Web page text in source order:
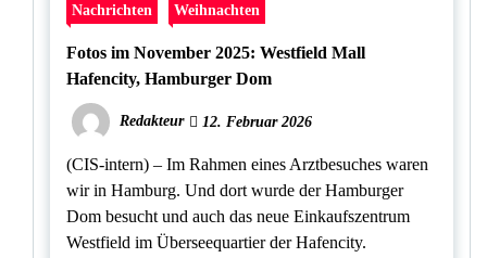
Nachrichten Weihnachten
Fotos im November 2025: Westfield Mall
Hafencity, Hamburger Dom
Redakteur 12. Februar 2026
(CIS-intern) – Im Rahmen eines Arztbesuches waren
wir in Hamburg. Und dort wurde der Hamburger
Dom besucht und auch das neue Einkaufszentrum
Westfield im Überseequartier der Hafencity.